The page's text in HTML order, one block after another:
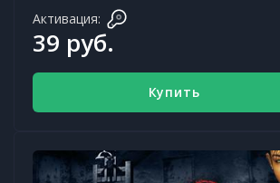
Активация:
39 руб.
Купить